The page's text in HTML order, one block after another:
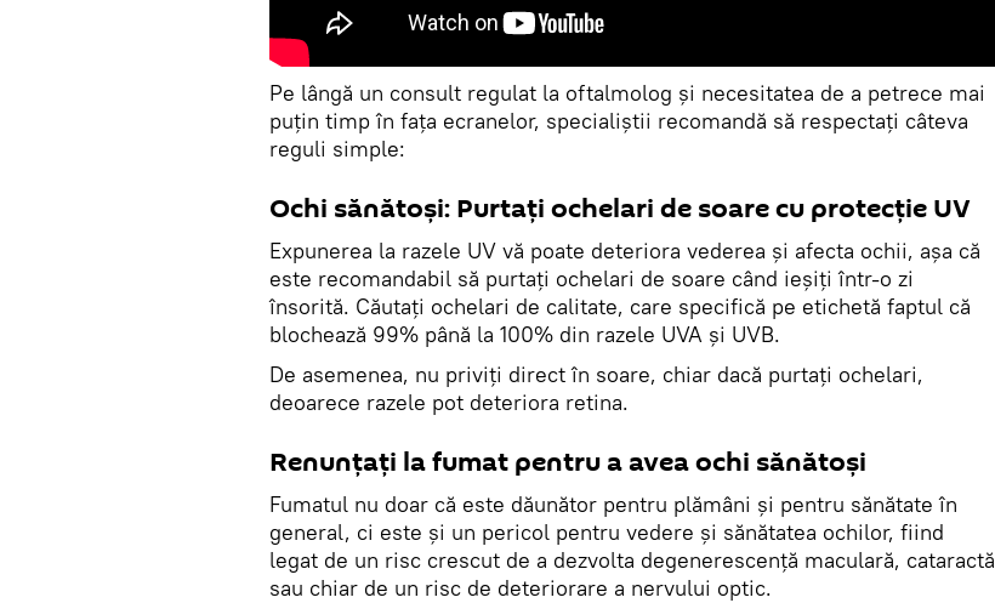
Pe lângă un consult regulat la oftalmolog și necesitatea de a petrece mai
puțin timp în fața ecranelor, specialiştii recomandă să respectaţi câteva
reguli simple:
Ochi sănătoși: Purtați ochelari de soare cu protecție UV
Expunerea la razele UV vă poate deteriora vederea și afecta ochii, așa că
este recomandabil să purtați ochelari de soare când ieșiți într-o zi
însorită. Căutați ochelari de calitate, care specifică pe etichetă faptul că
blochează 99% până la 100% din razele UVA și UVB.
De asemenea, nu priviţi direct în soare, chiar dacă purtaţi ochelari,
deoarece razele pot deteriora retina.
Renunţaţi la fumat pentru a avea ochi sănătoși
Fumatul nu doar că este dăunător pentru plămâni și pentru sănătate în
general, ci este şi un pericol pentru vedere și sănătatea ochilor, fiind
legat de un risc crescut de a dezvolta degenerescență maculară, cataractă
sau chiar de un risc de deteriorare a nervului optic.